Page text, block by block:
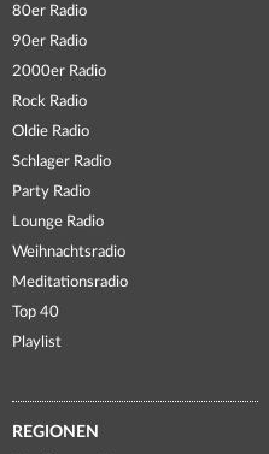
80er Radio
90er Radio
2000er Radio
Rock Radio
Oldie Radio
Schlager Radio
Party Radio
Lounge Radio
Weihnachtsradio
Meditationsradio
Top 40
Playlist
REGIONEN